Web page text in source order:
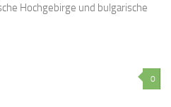
Hochgebirge und bulgarische
0